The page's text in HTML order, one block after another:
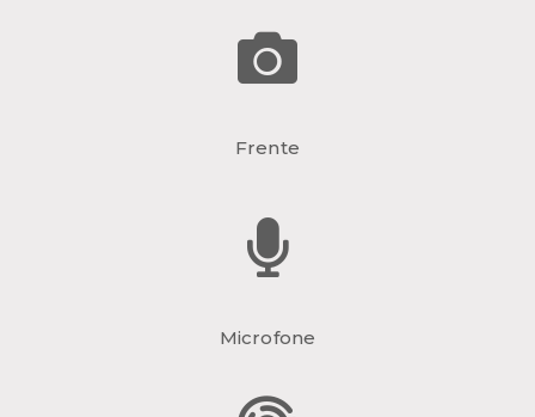
Frente
Microfone